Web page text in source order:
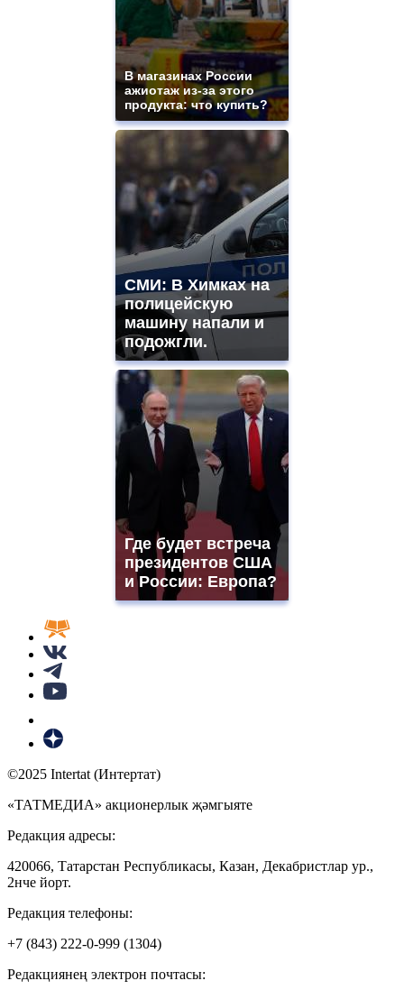
В магазинах России
ажиотаж из-за этого
продукта: что купить?
СМИ: В Химках на
полицейскую
машину напали и
подожгли.
Где будет встреча
президентов США
и России: Европа?
©2025 Intertat (Интертат)
«ТАТМЕДИА» акционерлык җәмгыяте
Редакция адресы:
420066, Татарстан Республикасы, Казан, Декабристлар ур.,
2нче йорт.
Редакция телефоны:
+7 (843) 222-0-999 (1304)
Редакциянең электрон почтасы: